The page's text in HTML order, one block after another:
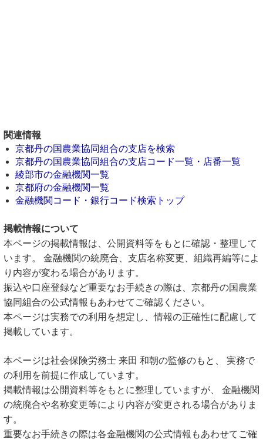
関連情報
京都丹の国農業協同組合の支店を検索
京都丹の国農業協同組合の支店コード一覧・店番一覧
綾部市の金融機関一覧
京都府の金融機関一覧
金融機関コード・銀行コード検索トップ
掲載情報について
本ページの掲載情報は、公開資料等をもとに確認・整理して
います。 金融機関の統廃合、支店名称変更、組織再編等によ
り内容が変わる場合があります。
振込や口座登録など重要なお手続きの際は、京都丹の国農業
協同組合の公式情報もあわせてご確認ください。
本ページは実務での利用を想定し、情報の正確性に配慮して
掲載しています。
本ページは社会保険労務士 来田 和朝の監修のもと、 実務で
の利用を前提に作成しています。
掲載情報は公開資料等をもとに整理していますが、 金融機関
の統廃合や名称変更等により内容が変更される場合がありま
す。
重要なお手続きの際は各金融機関の公式情報もあわせてご確